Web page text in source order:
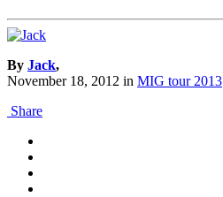
By Jack,
November 18, 2012 in MIG tour 2013
Share